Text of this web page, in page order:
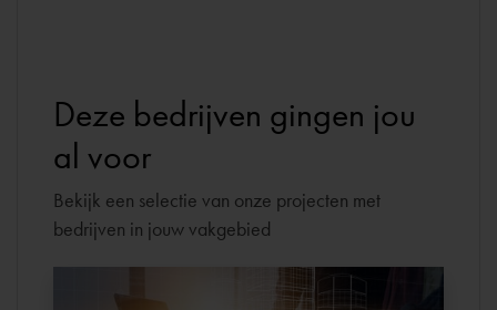
Deze bedrijven gingen jou
al voor
Bekijk een selectie van onze projecten met
bedrijven in jouw vakgebied